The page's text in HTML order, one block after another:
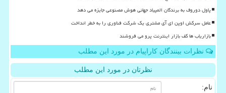
پاول دوروف به برندگان المپیاد جهانی هوش مصنوعی جایزه می دهد
عامل سرکش اوپن ای آی مشتری یک شرکت فناوری را به خطر انداخت
بازاریاب ها کف بازار اینترنت پرو می فروشند
نظرات بینندگان کاراپیام در مورد این مطلب
نظرتان در مورد این مطلب
نام: